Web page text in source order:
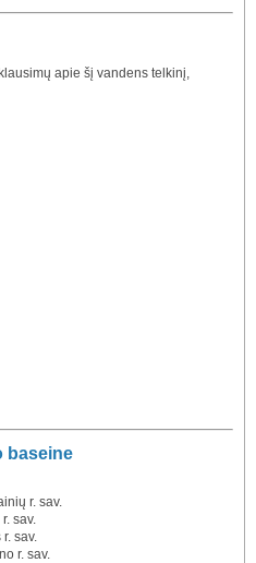
apie šį vandens telkinį,
baseine
r. sav.
sav.
sav.
r. sav.